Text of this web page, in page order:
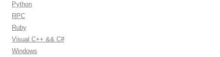
Python
RPC
Ruby
Visual C++ && C#
Windows